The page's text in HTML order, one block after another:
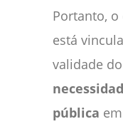
Portanto,
está
validade
pública